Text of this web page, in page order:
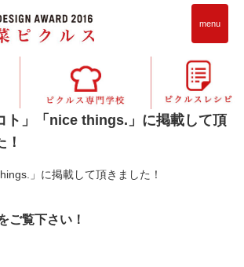
menu
ト」「nice things.」に掲載して頂
！
」に掲載して頂きました！
ご覧下さい！